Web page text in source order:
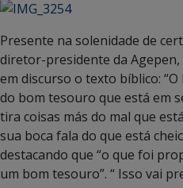
Presente na solenidade de
diretor-presidente da
em discurso o texto bíblico:
do bom tesouro que está em
tira coisas más do mal que
sua boca fala do que está
destacando que “o que foi
um bom tesouro”. “ Isso vai